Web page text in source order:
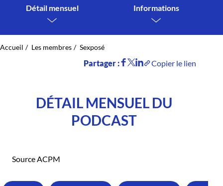
Détail mensuel Informations
Accueil Les membres Sexposé
Partager : Copier le lien
DÉTAIL MENSUEL DU
PODCAST
Source ACPM